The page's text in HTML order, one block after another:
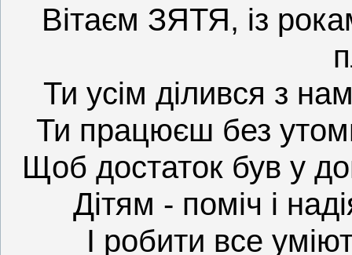
Вітаєм ЗЯТЯ, із
Ти усім ділився з
Ти працюєш без
Щоб достаток був у
Дітям - поміч і
І робити все